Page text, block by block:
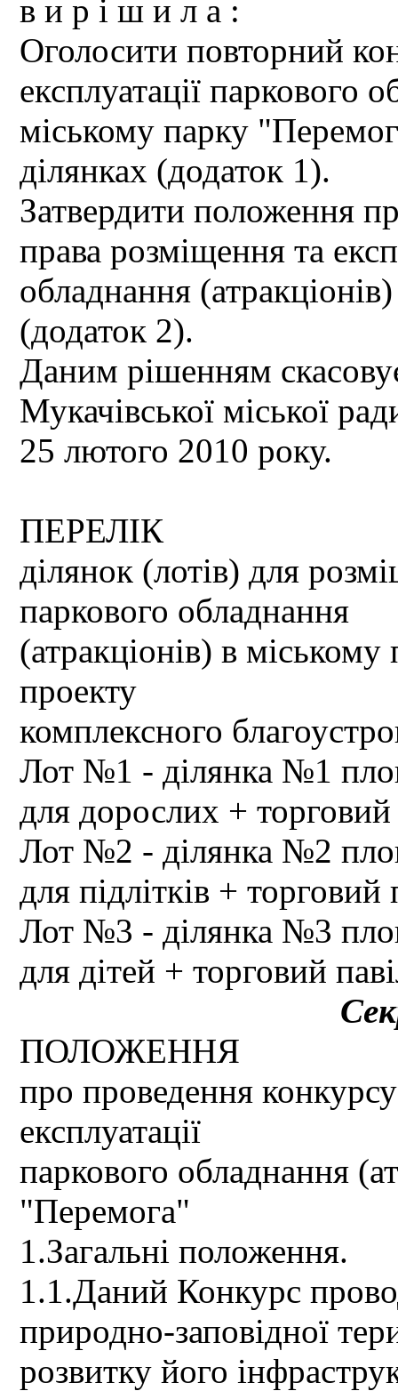
в и р і ш и л а :
Оголосити повторний
експлуатації паркового
міському парку
ділянках (додаток 1).
Затвердити положення
права розміщення та
обладнання
(додаток 2).
Даним рішенням
Мукачівської міської
25 лютого 2010 року.
ПЕРЕЛІК
ділянок (лотів) для
паркового обладнання
(атракціонів) в
проекту
комплексного
Лот №1 - ділянка №1
для дорослих +
Лот №2 - ділянка №2
для підлітків + торговий
Лот №3 - ділянка №3
для дітей + торговий
ПОЛОЖЕННЯ
про проведення
експлуатації
паркового обладнання
"Перемога"
1.Загальні положення.
1.1.Даний Конкурс
природно-заповідної
розвитку його